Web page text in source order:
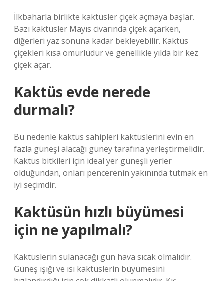
İlkbaharla birlikte kaktüsler çiçek açmaya başlar.
Bazı kaktüsler Mayıs civarında çiçek açarken,
diğerleri yaz sonuna kadar bekleyebilir. Kaktüs
çiçekleri kısa ömürlüdür ve genellikle yılda bir kez
çiçek açar.
Kaktüs evde nerede
durmalı?
Bu nedenle kaktüs sahipleri kaktüslerini evin en
fazla güneşi alacağı güney tarafına yerleştirmelidir.
Kaktüs bitkileri için ideal yer güneşli yerler
olduğundan, onları pencerenin yakınında tutmak en
iyi seçimdir.
Kaktüsün hızlı büyümesi
için ne yapılmalı?
Kaktüslerin sulanacağı gün hava sıcak olmalıdır.
Güneş ışığı ve ısı kaktüslerin büyümesini